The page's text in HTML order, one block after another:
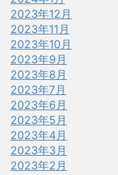
2023年12月
2023年11月
2023年10月
2023年9月
2023年8月
2023年7月
2023年6月
2023年5月
2023年4月
2023年3月
2023年2月